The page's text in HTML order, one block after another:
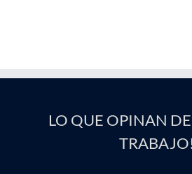
LO QUE OPINAN
TRABAJO!